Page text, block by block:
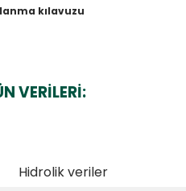
kılavuzu
VERİLERİ:
Hidrolik veriler